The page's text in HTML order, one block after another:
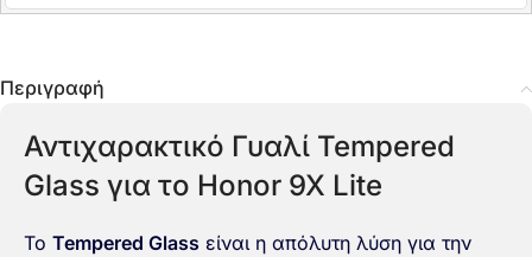
Περιγραφή
Αντιχαρακτικό Γυαλί Tempered
Glass για το Honor 9X Lite
Το Tempered Glass είναι η απόλυτη λύση για την